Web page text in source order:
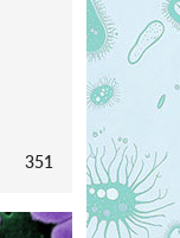
351